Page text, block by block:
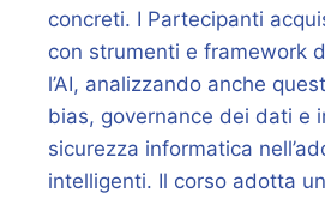
concreti. I Partecipanti
con strumenti e framework
l’AI, analizzando anche
bias, governance dei dati e
sicurezza informatica
intelligenti. Il corso adotta